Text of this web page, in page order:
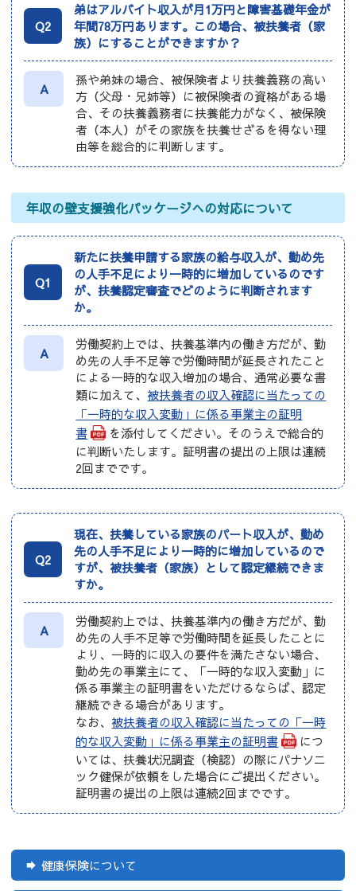
健康保険について
Q2
弟はアルバイト収入が月1万円と障害基礎年金が
年間78万円あります。この場合、被扶養者（家
族）にすることができますか？
A
孫や弟妹の場合、被保険者より扶養義務の高い
方（父母・兄姉等）に被保険者の資格がある場
合、その扶養義務者に扶養能力がなく、被保険
者（本人）がその家族を扶養せざるを得ない理
由等を総合的に判断します。
年収の壁支援強化パッケージへの対応について
Q1
新たに扶養申請する家族の給与収入が、勤め先
の人手不足により一時的に増加しているのです
が、扶養認定審査でどのように判断されます
か。
A
労働契約上では、扶養基準内の働き方だが、勤
め先の人手不足等で労働時間が延長されたこと
による一時的な収入増加の場合、通常必要な書
類に加えて、 被扶養者の収入確認に当たっての
「一時的な収入変動」に係る事業主の証明
書
を添付してください。そのうえで総合的
に判断いたします。証明書の提出の上限は連続
2回までです。
Q2
現在、扶養している家族のパート収入が、勤め
先の人手不足により一時的に増加しているので
すが、被扶養者（家族）として認定継続できま
すか。
A
労働契約上では、扶養基準内の働き方だが、勤
め先の人手不足等で労働時間を延長したことに
より、一時的に収入の要件を満たさない場合、
勤め先の事業主にて、「一時的な収入変動」に
係る事業主の証明書をいただけるならば、認定
継続できる場合があります。
なお、 被扶養者の収入確認に当たっての「一時
的な収入変動」に係る事業主の証明書
につ
いては、扶養状況調査（検認）の際にパナソニ
ック健保が依頼をした場合にご提出ください。
証明書の提出の上限は連続2回までです。